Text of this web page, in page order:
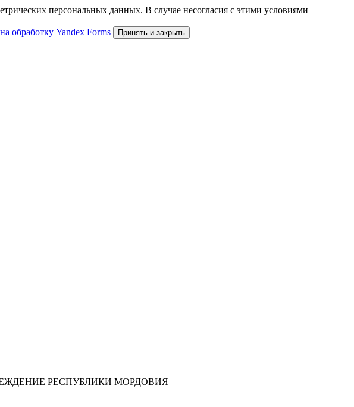
персональных данных. В случае несогласия с этими условиями
обработку Yandex Forms Принять и закрыть
РЕСПУБЛИКИ МОРДОВИЯ